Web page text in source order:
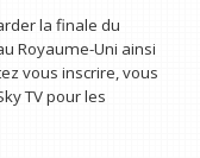
la finale du
Royaume-Uni ainsi
vous inscrire, vous
TV pour les